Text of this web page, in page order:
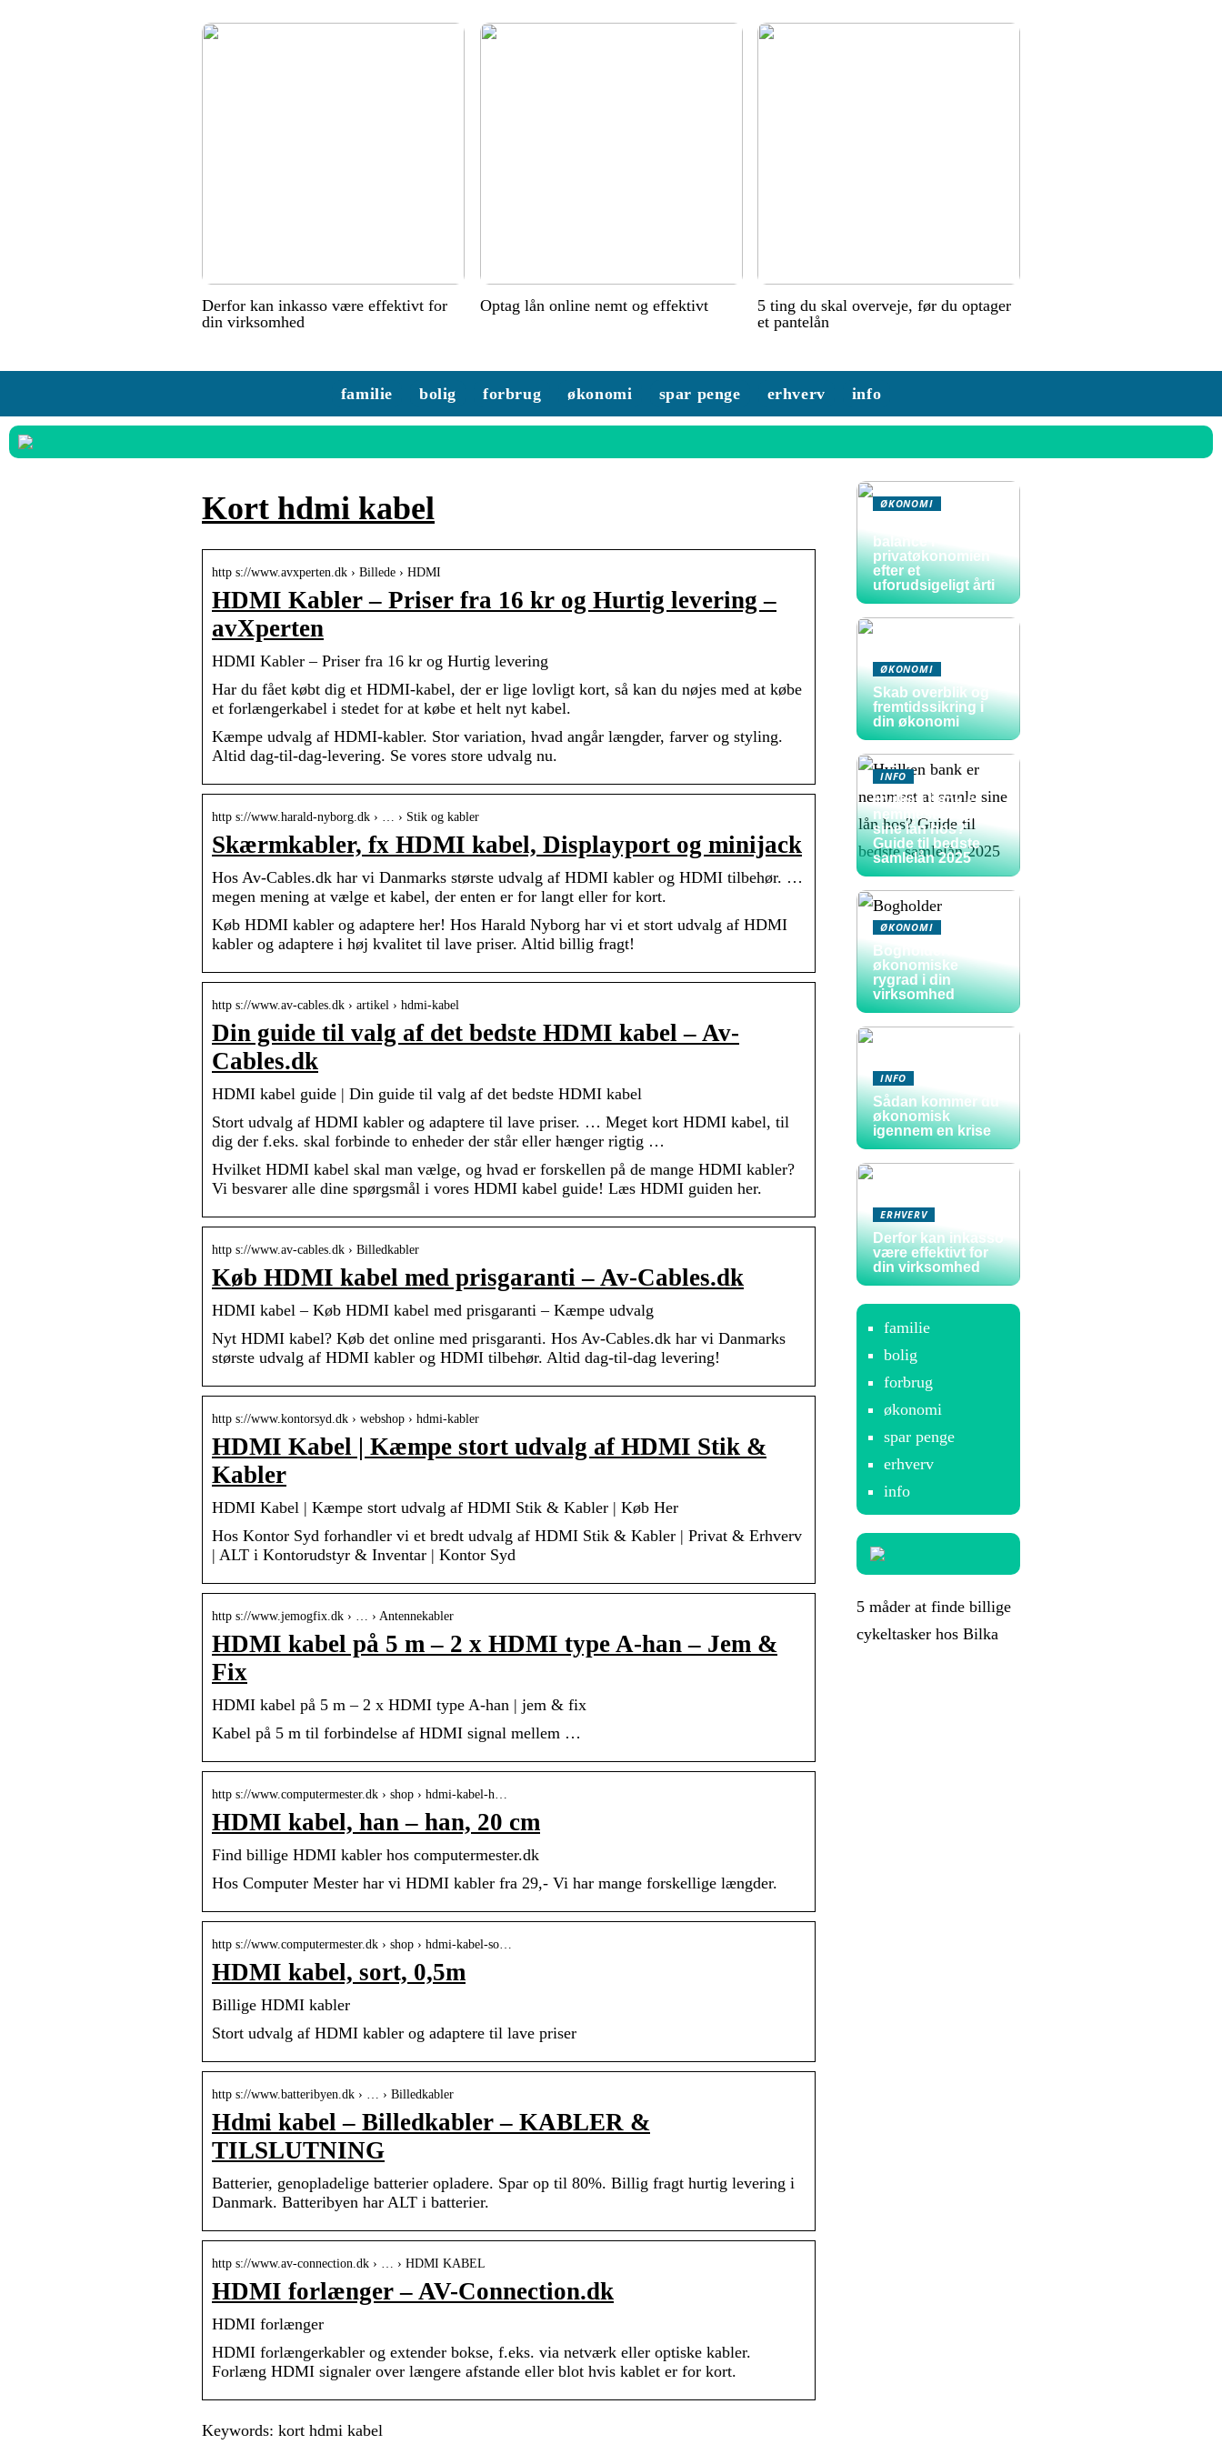
Derfor kan inkasso være effektivt for
din virksomhed
Optag lån online nemt og effektivt
5 ting du skal overveje, før du optager
et pantelån
familie bolig forbrug økonomi spar penge erhverv info
Kort hdmi kabel
http s://www.avxperten.dk › Billede › HDMI
HDMI Kabler – Priser fra 16 kr og Hurtig levering –
avXperten
HDMI Kabler – Priser fra 16 kr og Hurtig levering
Har du fået købt dig et HDMI-kabel, der er lige lovligt kort, så kan du nøjes med at købe
et forlængerkabel i stedet for at købe et helt nyt kabel.
Kæmpe udvalg af HDMI-kabler. Stor variation, hvad angår længder, farver og styling.
Altid dag-til-dag-levering. Se vores store udvalg nu.
http s://www.harald-nyborg.dk › … › Stik og kabler
Skærmkabler, fx HDMI kabel, Displayport og minijack
Hos Av-Cables.dk har vi Danmarks største udvalg af HDMI kabler og HDMI tilbehør. …
megen mening at vælge et kabel, der enten er for langt eller for kort.
Køb HDMI kabler og adaptere her! Hos Harald Nyborg har vi et stort udvalg af HDMI
kabler og adaptere i høj kvalitet til lave priser. Altid billig fragt!
http s://www.av-cables.dk › artikel › hdmi-kabel
Din guide til valg af det bedste HDMI kabel – Av-
Cables.dk
HDMI kabel guide | Din guide til valg af det bedste HDMI kabel
Stort udvalg af HDMI kabler og adaptere til lave priser. … Meget kort HDMI kabel, til
dig der f.eks. skal forbinde to enheder der står eller hænger rigtig …
Hvilket HDMI kabel skal man vælge, og hvad er forskellen på de mange HDMI kabler?
Vi besvarer alle dine spørgsmål i vores HDMI kabel guide! Læs HDMI guiden her.
http s://www.av-cables.dk › Billedkabler
Køb HDMI kabel med prisgaranti – Av-Cables.dk
HDMI kabel – Køb HDMI kabel med prisgaranti – Kæmpe udvalg
Nyt HDMI kabel? Køb det online med prisgaranti. Hos Av-Cables.dk har vi Danmarks
største udvalg af HDMI kabler og HDMI tilbehør. Altid dag-til-dag levering!
http s://www.kontorsyd.dk › webshop › hdmi-kabler
HDMI Kabel | Kæmpe stort udvalg af HDMI Stik &
Kabler
HDMI Kabel | Kæmpe stort udvalg af HDMI Stik & Kabler | Køb Her
Hos Kontor Syd forhandler vi et bredt udvalg af HDMI Stik & Kabler | Privat & Erhverv
| ALT i Kontorudstyr & Inventar | Kontor Syd
http s://www.jemogfix.dk › … › Antennekabler
HDMI kabel på 5 m – 2 x HDMI type A-han – Jem &
Fix
HDMI kabel på 5 m – 2 x HDMI type A-han | jem & fix
Kabel på 5 m til forbindelse af HDMI signal mellem …
http s://www.computermester.dk › shop › hdmi-kabel-h…
HDMI kabel, han – han, 20 cm
Find billige HDMI kabler hos computermester.dk
Hos Computer Mester har vi HDMI kabler fra 29,- Vi har mange forskellige længder.
http s://www.computermester.dk › shop › hdmi-kabel-so…
HDMI kabel, sort, 0,5m
Billige HDMI kabler
Stort udvalg af HDMI kabler og adaptere til lave priser
http s://www.batteribyen.dk › … › Billedkabler
Hdmi kabel – Billedkabler – KABLER &
TILSLUTNING
Batterier, genopladelige batterier opladere. Spar op til 80%. Billig fragt hurtig levering i
Danmark. Batteribyen har ALT i batterier.
http s://www.av-connection.dk › … › HDMI KABEL
HDMI forlænger – AV-Connection.dk
HDMI forlænger
HDMI forlængerkabler og extender bokse, f.eks. via netværk eller optiske kabler.
Forlæng HDMI signaler over længere afstande eller blot hvis kablet er for kort.
Keywords: kort hdmi kabel
ØKONOMI
balance i
privatøkonomien
efter et
uforudsigeligt årti
ØKONOMI
Skab overblik og
fremtidssikring i
din økonomi
INFO
Hvilken bank er
nemmest at samle
sine lån hos?
Guide til bedste
samlelån 2025
ØKONOMI
Bogholder: den
økonomiske
rygrad i din
virksomhed
INFO
Sådan kommer du
økonomisk
igennem en krise
ERHVERV
Derfor kan inkasso
være effektivt for
din virksomhed
familie
bolig
forbrug
økonomi
spar penge
erhverv
info
5 måder at finde billige
cykeltasker hos Bilka